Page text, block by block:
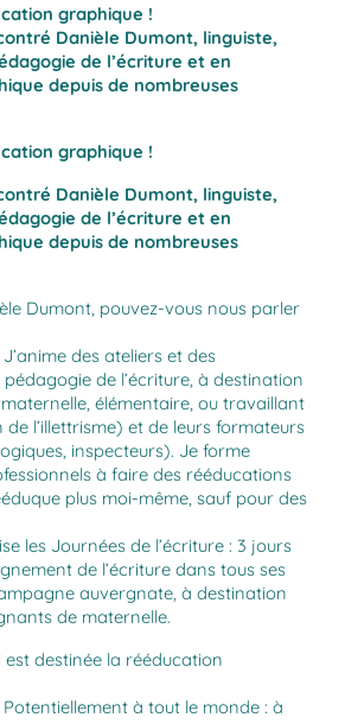
graphique !
Danièle Dumont, linguiste,
de l’écriture et en
depuis de nombreuses
graphique !
Danièle Dumont, linguiste,
de l’écriture et en
depuis de nombreuses
Dumont, pouvez-vous nous parler
J’anime des ateliers et des
de l’écriture, à destination
élémentaire, ou travaillant
l’illettrisme) et de leurs formateurs
inspecteurs). Je forme
à faire des rééducations
plus moi-même, sauf pour des
les Journées de l’écriture : 3 jours
de l’écriture dans tous ses
auvergnate, à destination
de maternelle.
est destinée la rééducation
Potentiellement à tout le monde : à